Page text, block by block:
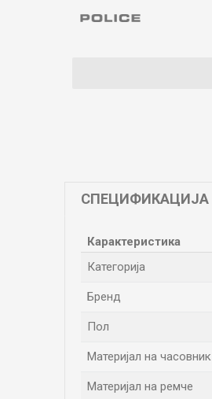
СПЕЦИФИКАЦИЈА
Карактеристика
Категорија
Бренд
Пол
Материјал на часовник
Материјал на ремче